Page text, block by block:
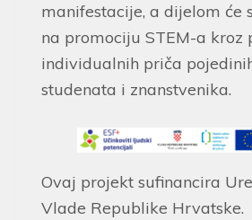
manifestacije, a dijelom će
na promociju STEM-a kroz
individualnih priča
studenata i znanstvenika.
Ovaj projekt sufinancira
Vlade Republike Hrvatske.